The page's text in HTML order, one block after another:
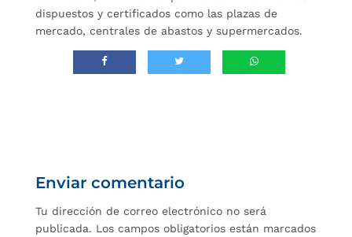
dispuestos y certificados como las plazas de
mercado, centrales de abastos y supermercados.
Enviar comentario
Tu dirección de correo electrónico no será
publicada. Los campos obligatorios están marcados